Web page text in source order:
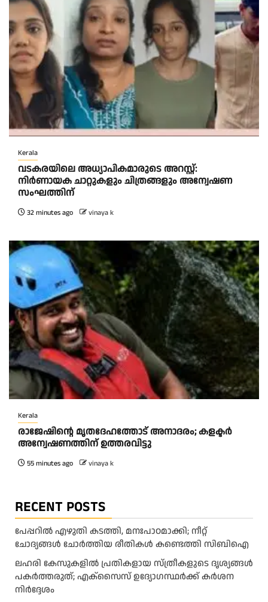
Kerala
വടകരയിലെ അധ്യാപികമാരുടെ അറസ്റ്റ്:
നിർണായക ചാറ്റുകളും ചിത്രങ്ങളും അന്വേഷണ
സംഘത്തിന്
32 minutes ago vinaya k
Kerala
രാജേഷിന്റെ മൃതദേഹത്തോട് അനാദരം; കളക്ടർ
അന്വേഷണത്തിന് ഉത്തരവിട്ടു
55 minutes ago vinaya k
RECENT POSTS
പേപ്പറിൽ എഴുതി കടത്തി, മനഃപാഠമാക്കി; നീറ്റ്
ചോദ്യങ്ങൾ ചോർത്തിയ രീതികൾ കണ്ടെത്തി സിബിഐ
ലഹരി കേസുകളിൽ പ്രതികളായ സ്ത്രീകളുടെ ദൃശ്യങ്ങൾ
പകർത്തരുത്; എക്‌സൈസ് ഉദ്യോഗസ്ഥർക്ക് കർശന
നിർദ്ദേശം